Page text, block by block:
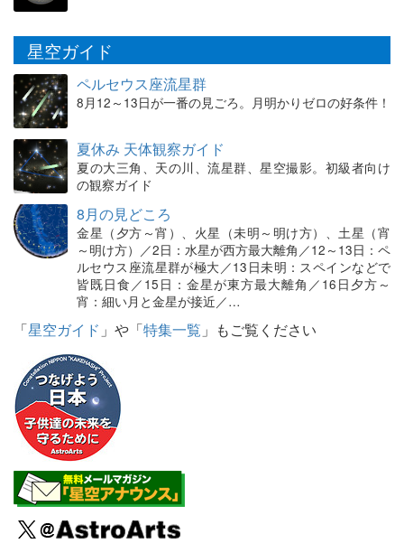
星空ガイド
ペルセウス座流星群
8月12～13日が一番の見ごろ。月明かりゼロの好条件！
夏休み 天体観察ガイド
夏の大三角、天の川、流星群、星空撮影。初級者向け
の観察ガイド
8月の見どころ
金星（夕方～宵）、火星（未明～明け方）、土星（宵
～明け方）／2日：水星が西方最大離角／12～13日：ペ
ルセウス座流星群が極大／13日未明：スペインなどで
皆既日食／15日：金星が東方最大離角／16日夕方～
宵：細い月と金星が接近／…
「星空ガイド 」や「特集一覧 」もご覧ください